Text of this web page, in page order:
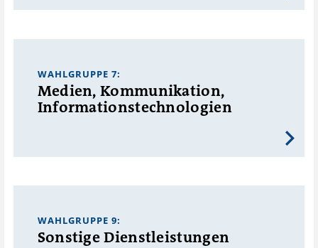
WAHLGRUPPE 7:
Medien, Kommunikation,
Informationstechnologien
WAHLGRUPPE 9:
Sonstige Dienstleistungen